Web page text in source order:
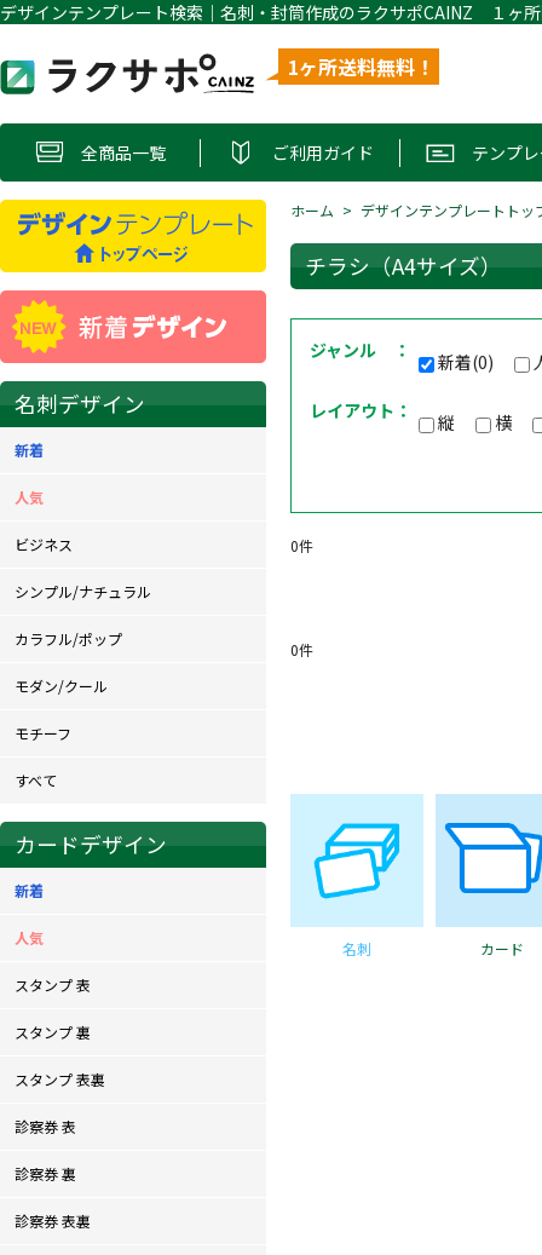
1ヶ所送料無料！
全商品一覧 ご利用ガイド テンプ
ホーム デザインテンプレートトッ
チラシ（A4サイズ）
ジャンル ： 新着(0)
レイアウト：
縦 横
0件
0件
名刺 カード
名刺デザイン
新着
人気
ビジネス
シンプル/ナチュラル
カラフル/ポップ
モダン/クール
モチーフ
すべて
カードデザイン
新着
人気
スタンプ 表
スタンプ 裏
スタンプ 表裏
診察券 表
診察券 裏
診察券 表裏